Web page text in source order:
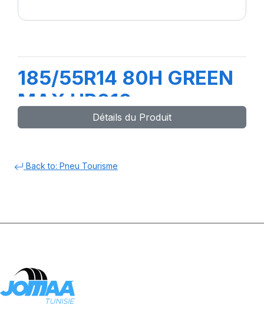
185/55R14 80H GREEN
MAX HP010
Détails du Produit
Back to: Pneu Tourisme